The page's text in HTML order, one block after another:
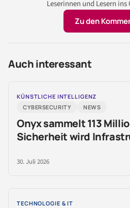
Leserinnen und Lesern ins
Zu den
Auch interessant
KÜNSTLICHE INTELLIGENZ
CYBERSECURITY
NEWS
Onyx sammelt 113
Sicherheit wird
30. Juli 2026
TECHNOLOGIE & IT